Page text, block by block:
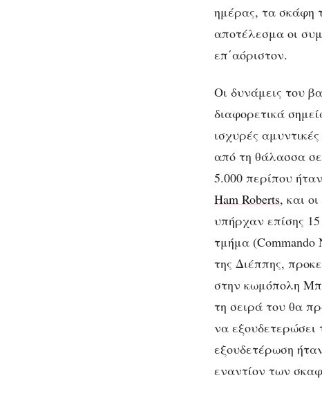
ημέρας, τα σκάφη
αποτέλεσμα οι
επ΄αόριστον.
Οι δυνάμεις του
διαφορετικά
ισχυρές
από τη θάλασσα σε
5.000 περίπου
Ham Roberts, και
υπήρχαν επίσης
τμήμα (Commando
της Διέππης,
στην κωμόπολη
τη σειρά του θα
να
εξουδετέρωση
εναντίον των